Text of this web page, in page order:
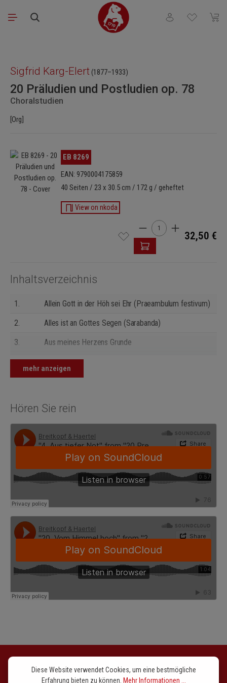
Zum Hauptinhalt springen
Du hast 0
Sigfrid Karg-Elert (1877–1933)
20 Präludien und Postludien op. 78
Choralstudien
[Org]
Bildergalerie überspringen
EB 8269
EAN: 9790004175859
40 Seiten / 23 x 30.5 cm / 172 g / geheftet
View on nkoda
Produkt Anzahl: Gib
32,50 €
Inhaltsverzeichnis
1.
Allein Gott in der Höh sei Ehr (Praeambulum festivum)
2.
Alles ist an Gottes Segen (Sarabanda)
3.
Aus meines Herzens Grunde
4.
Aus tiefer Not schrei ich zu dir (Quasi Fantasia)
5.
Christe, du Lamm Gottes (Canzone)
8.
Es ist das Heil uns kommen her (Canzone)
Herr Jesu Christ, dich zu uns wend (Fughetta)
10.
Jesus, meine Zuversicht (Air)
12.
Lobt Gott, ihr Christen allzugleich (Postludium, alla
Toccata)
Machs mit mir, Gott, nach deiner Güt (Antiphonie)
14.
Nach einer Prüfung kurzer Tage (Trio)
18.
Wachet auf, ruft uns die Stimme (Postludium)
mehr anzeigen
Hören Sie rein
Diese Website verwendet Cookies, um eine bestmögliche
Erfahrung bieten zu können. Mehr Informationen ...